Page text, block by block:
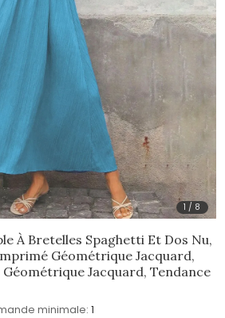
1 / 8
À Bretelles Spaghetti Et Dos Nu,
Géométrique Jacquard,
Jacquard, Tendance
minimale: 1